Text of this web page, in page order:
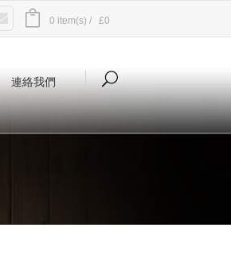
0 item(s) / £0
連絡我們